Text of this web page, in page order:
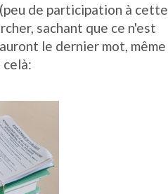
de participation à cette
sachant que ce n'est
le dernier mot, même